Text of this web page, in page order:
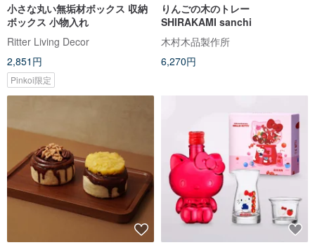
小さな丸い無垢材ボックス 収納
ボックス 小物入れ
Ritter Living Decor
2,851円
Pinkoi限定
りんごの木のトレー
SHIRAKAMI sanchi
木村木品製作所
6,270円